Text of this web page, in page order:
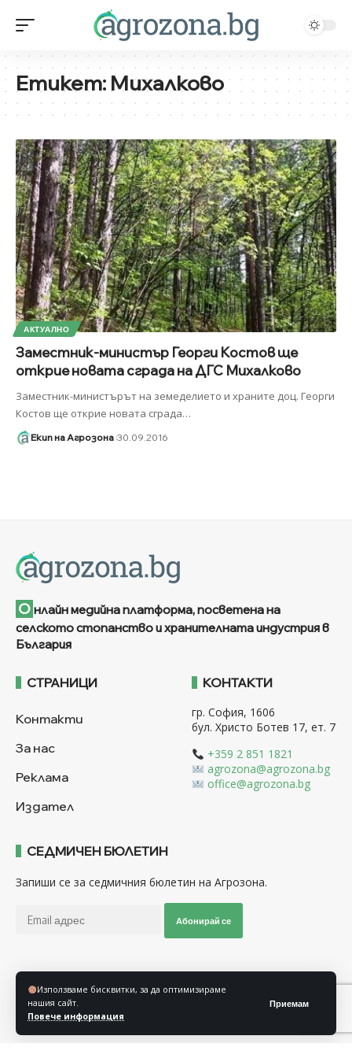
Използваме бисквитки, за да оптимизираме
нашия сайт.
Повече информация
Приемам
Етикет:Михалково
АКТУАЛНО
Заместник-министър Георги Костов ще
открие новата сграда на ДГС Михалково
Заместник-министърът на земеделието и храните доц. Георги
Костов ще открие новата сграда…
Екип на Агрозона 30.09.2016
О нлайн медийна платформа, посветена на
селското стопанство и хранителната индустрия в
България
СТРАНИЦИ
Контакти
За нас
Реклама
Издател
КОНТАКТИ
гр. София, 1606
бул. Христо Ботев 17, ет. 7
+359 2 851 1821
agrozona@agrozona.bg
office@agrozona.bg
СЕДМИЧЕН БЮЛЕТИН
Запиши се за седмичния бюлетин на Агрозона.
Абонирай се
Последвайте ни